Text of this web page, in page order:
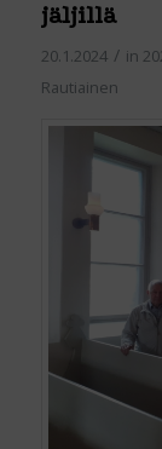
jäljillä
20.1.2024 / in
Rautiainen